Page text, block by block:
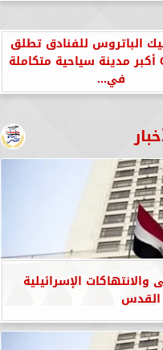
الباتروس للفنادق تطلق
Capri City أكبر مدينة سياحية متكاملة
في...
الإسرائيلية
القدس